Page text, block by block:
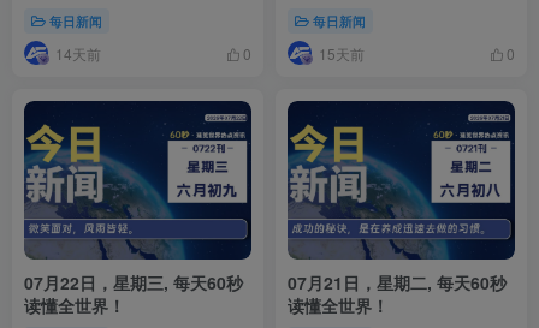
每日新闻
14天前 0
每日新闻
15天前 0
07月22日，星期三, 每天60秒
读懂全世界！
07月21日，星期二, 每天60秒
读懂全世界！